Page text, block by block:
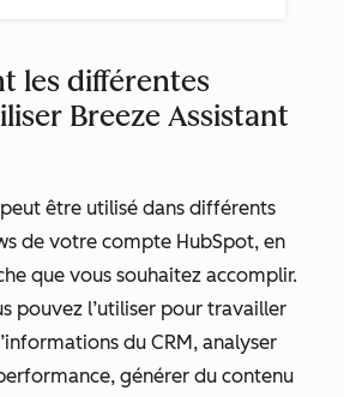
les différentes
Breeze Assistant
être utilisé dans différents
de votre compte HubSpot, en
que vous souhaitez accomplir.
pouvez l’utiliser pour travailler
du CRM, analyser
générer du contenu